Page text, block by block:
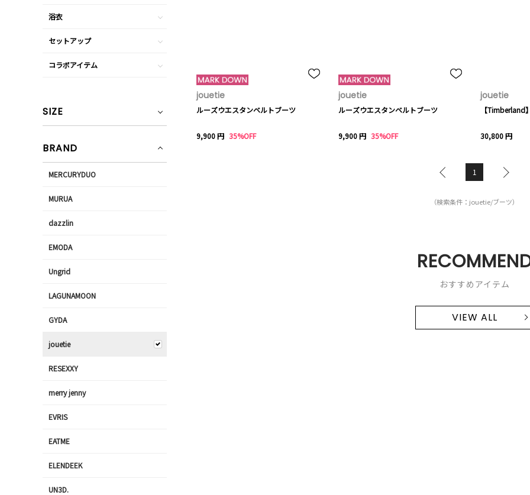
jouetie
ルーズウエスタンベルトブーツ
9,900 円 35%OFF
jouetie
ルーズウエスタンベルトブーツ
9,900 円 35%OFF
jouetie
【Timberland
30,800 円
1
（検索条件：jouetie/ブーツ）
おすすめアイテム
VIEW ALL
浴衣
セットアップ
コラボアイテム
SIZE
BRAND
MERCURYDUO
MURUA
dazzlin
EMODA
Ungrid
LAGUNAMOON
GYDA
jouetie
RESEXXY
merry jenny
EVRIS
EATME
ELENDEEK
UN3D.